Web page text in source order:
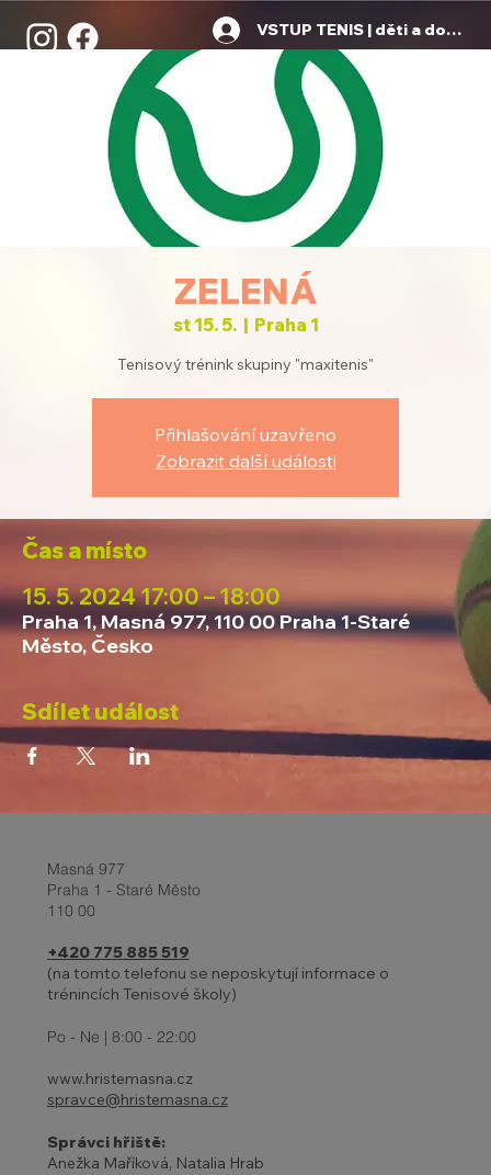
VSTUP TENIS | děti a dospělí
ZELENÁ
st 15. 5.
  |
Praha 1
Tenisový trénink skupiny "maxitenis"
Přihlašování uzavřeno
Zobrazit další události
Čas a místo
15. 5. 2024 17:00 – 18:00
Praha 1, Masná 977, 110 00 Praha 1-Staré
Město, Česko
Sdílet událost
Masná 977
Praha 1 - Staré Město
110 00
+420 775 885 519
(na tomto telefonu se neposkytují informace o
trénincích Tenisové školy)
Po - Ne | 8:00 - 22:00
www.hristemasna.cz
spravce@hristemasna.cz
Správci hřiště:
Anežka Maříková, Natalia Hrab